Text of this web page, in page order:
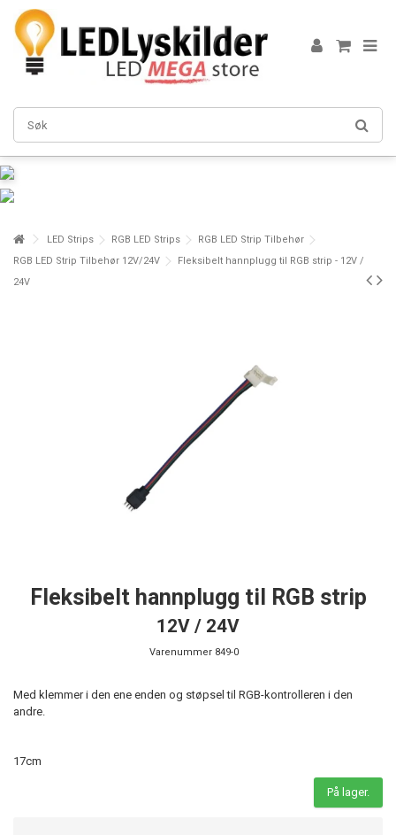
LED Strips RGB LED Strips
RGB LED Strip Tilbehør
RGB LED Strip Tilbehør 12V/24V
Fleksibelt hannplugg til RGB strip - 12V /
24V
Fleksibelt hannplugg til RGB strip
12V / 24V
Varenummer 849-0
Med klemmer i den ene enden og støpsel til RGB-kontrolleren i den
andre.
17cm
På lager.